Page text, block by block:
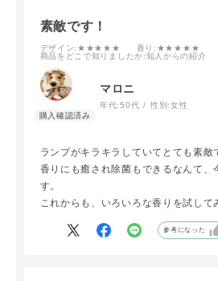
素敵です！
デザイン:★★★★★ 香り :★★★★★
商品をどこで知りましたか:知人からの紹介
マロニ
年代:50代 性別:女性
ランプがキラキラしていてとても素敵
香りにも癒され除菌もできるなんて、
す。
これからも、いろいろな香りを試して
参考になった